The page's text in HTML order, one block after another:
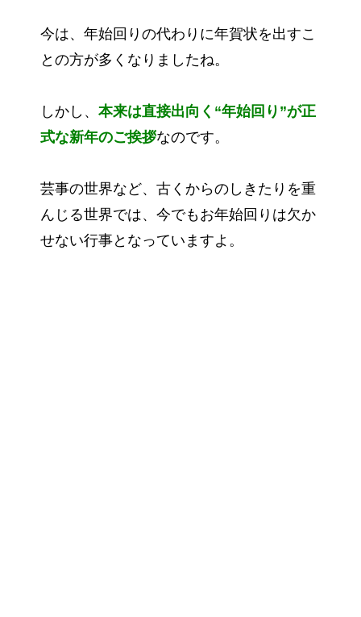
今は、年始回りの代わりに年賀状を出すこ
との方が多くなりましたね。
しかし、 本来は直接出向く“年始回り”が正
式な新年のご挨拶なのです。
芸事の世界など、古くからのしきたりを重
んじる世界では、今でもお年始回りは欠か
せない行事となっていますよ。